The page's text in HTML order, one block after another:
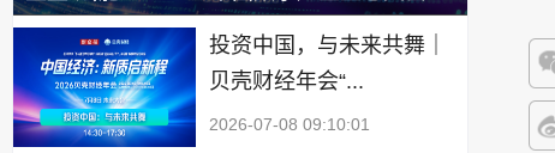
微
投资中国，与未来共舞｜
贝壳财经年会“...
2026-07-08 09:10:01